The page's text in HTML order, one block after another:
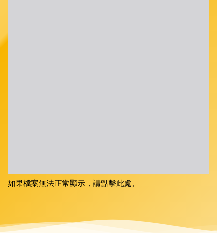
如果檔案無法正常顯示，請點擊此處。